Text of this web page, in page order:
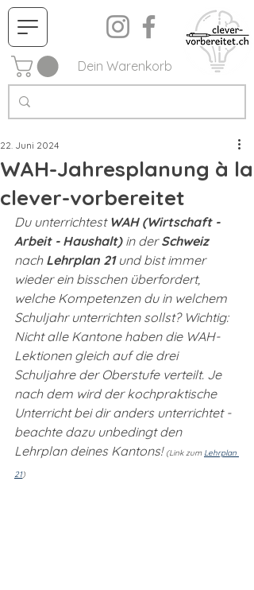
Dein Warenkorb
WAH-Jahresplanung à la
clever-vorbereitet
22. Juni 2024
Du unterrichtest WAH (Wirtschaft -
Arbeit - Haushalt) in der Schweiz
nach Lehrplan 21 und bist immer
wieder ein bisschen überfordert,
welche Kompetenzen du in welchem
Schuljahr unterrichten sollst? Wichtig:
Nicht alle Kantone haben die WAH-
Lektionen gleich auf die drei
Schuljahre der Oberstufe verteilt. Je
nach dem wird der kochpraktische
Unterricht bei dir anders unterrichtet -
beachte dazu unbedingt den
Lehrplan deines Kantons! (Link zum Lehrplan
21)